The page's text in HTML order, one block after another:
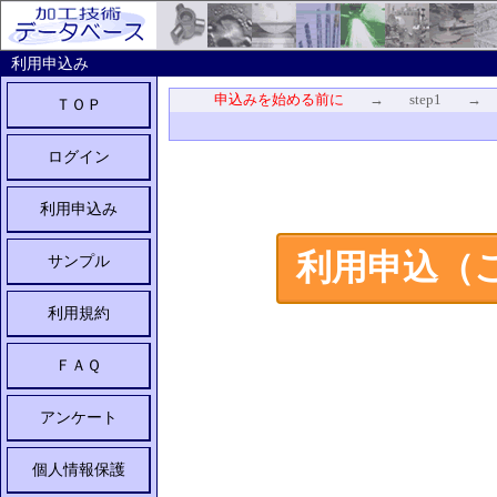
利用申込み
ＴＯＰ
ログイン
利用申込み
サンプル
利用規約
ＦＡＱ
アンケート
個人情報保護
申込みを始める前に → step1 →
利用申込（